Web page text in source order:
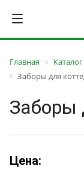
Главная
Заборы для
Заборы
Цена: